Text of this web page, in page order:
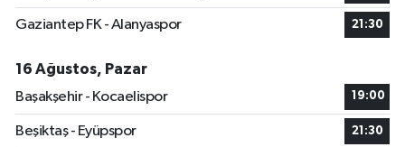
Gaziantep FK - Alanyaspor 21:30
16 Ağustos, Pazar
Başakşehir - Kocaelispor
19:00
Beşiktaş - Eyüpspor 21:30